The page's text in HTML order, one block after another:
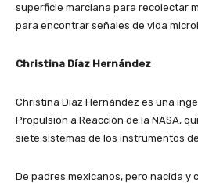
superficie marciana para recolectar
para encontrar señales de vida
Christina Díaz Hernández
Christina Díaz Hernández es una
Propulsión a Reacción de la NASA,
siete sistemas de los instrumentos
De padres mexicanos, pero nacida y